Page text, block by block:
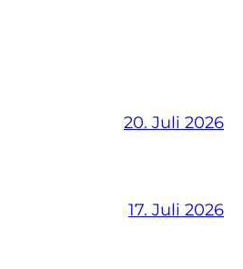
20. Juli 2026
17. Juli 2026